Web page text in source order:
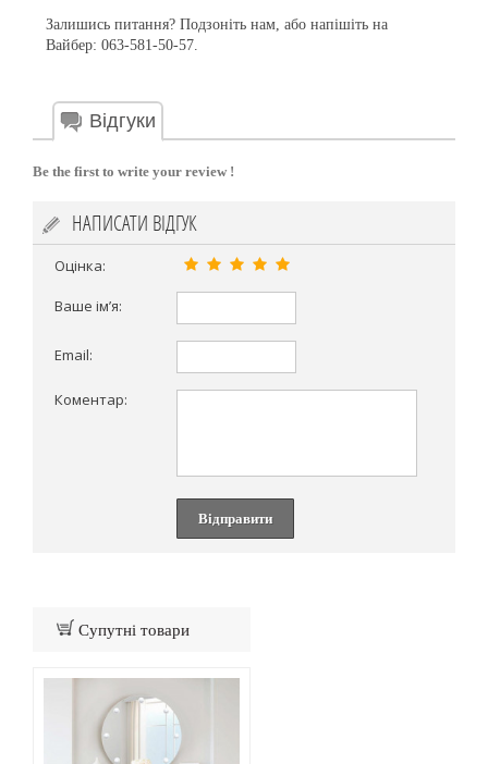
Залишись питання? Подзоніть нам, або напішіть на
Вайбер: 063-581-50-57.
Відгуки
Be the first to write your review !
НАПИСАТИ ВІДГУК
Оцінка:
Ваше ім’я:
Email:
Коментар:
Відправити
Супутні товари